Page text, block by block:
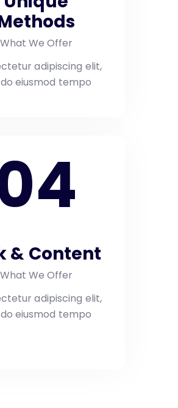
What We Offer
adipiscing elit,
eiusmod tempo
& Content
What We Offer
adipiscing elit,
eiusmod tempo